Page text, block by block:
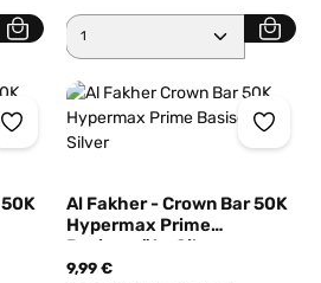
den gewünschten Wert ein
Produkt Anzahl: Gib den
Al Fakher - Crown Bar 50K
Hypermax Prime
Basisgerät - Silver
9,99 €